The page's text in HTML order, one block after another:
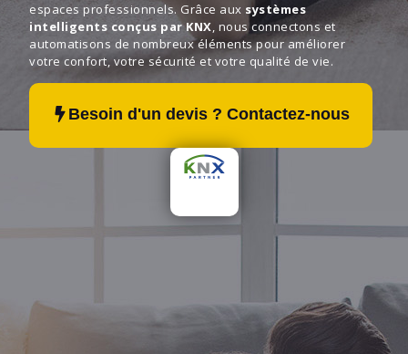
espaces professionnels. Grâce aux systèmes
intelligents conçus par KNX, nous connectons et
automatisons de nombreux éléments pour améliorer
votre confort, votre sécurité et votre qualité de vie.
Besoin d'un devis ? Contactez-nous